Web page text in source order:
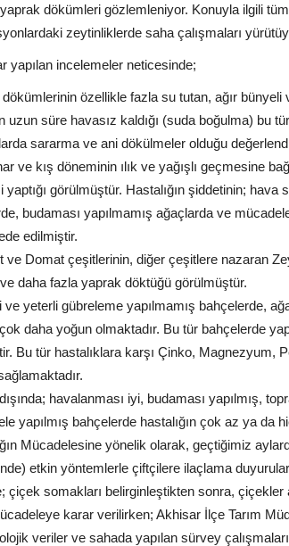
dökümleri gözlemleniyor. Konuyla ilgili
zeytinliklerde saha çalışmaları
yapılan incelemeler neticesinde;
özellikle fazla su tutan, ağır
uzun süre havasız kaldığı (suda boğulma) bu
sararma ve ani dökülmeler olduğu
ve kış döneminin ılık ve yağışlı geçmesine
yaptığı görülmüştür. Hastalığın şiddetinin;
budaması yapılmamış ağaçlarda ve
edilmiştir.
ve Domat çeşitlerinin, diğer çeşitlere nazaran
daha fazla yaprak döktüğü görülmüştür.
ve yeterli gübreleme yapılmamış bahçelerde,
daha yoğun olmaktadır. Bu tür bahçelerde
Bu tür hastalıklara karşı Çinko, Magnezyum,
havalanması iyi, budaması yapılmış,
yapılmış bahçelerde hastalığın çok az ya da
Mücadelesine yönelik olarak, geçtiğimiz
etkin yöntemlerle çiftçilere ilaçlama
çiçek somakları belirginleştikten sonra,
karar verilirken; Akhisar İlçe Tarım
veriler ve sahada yapılan sürvey